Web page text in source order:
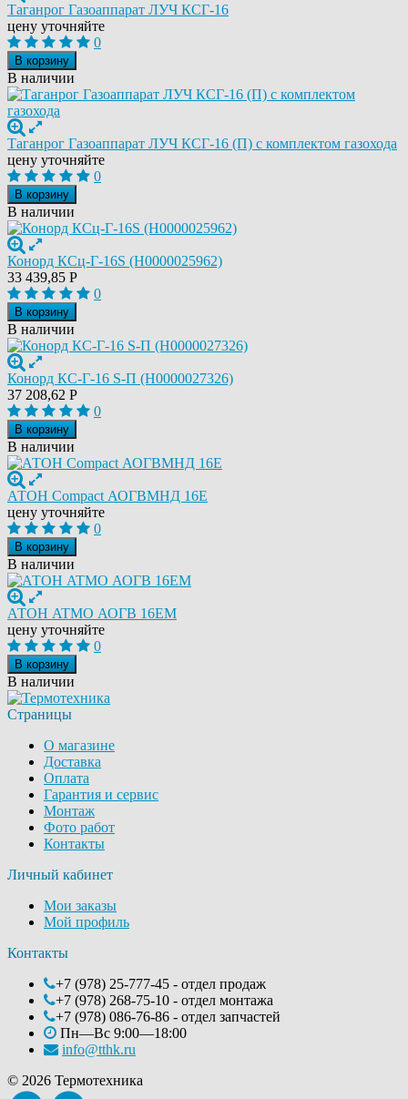
Таганрог Газоаппарат ЛУЧ КСГ-16
цену уточняйте
0
В корзину
В наличии
Таганрог Газоаппарат ЛУЧ КСГ-16 (П) с комплектом газохода
цену уточняйте
0
В корзину
В наличии
Конорд КСц-Г-16S (Н0000025962)
33 439,85 Р
0
В корзину
В наличии
Конорд КС-Г-16 S-П (Н0000027326)
37 208,62 Р
0
В корзину
В наличии
АТОН Compact АОГВМНД 16Е
цену уточняйте
0
В корзину
В наличии
АТОН ATMO АОГВ 16ЕМ
цену уточняйте
0
В корзину
В наличии
Страницы
О магазине
Доставка
Оплата
Гарантия и сервис
Монтаж
Фото работ
Контакты
Личный кабинет
Мои заказы
Мой профиль
Контакты
+7 (978) 25-777-45 - отдел продаж
+7 (978) 268-75-10 - отдел монтажа
+7 (978) 086-76-86 - отдел запчастей
Пн—Вс 9:00—18:00
info@tthk.ru
© 2026 Термотехника